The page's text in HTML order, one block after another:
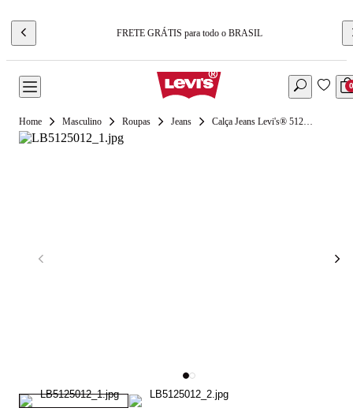
FRETE GRÁTIS para todo o BRASIL
0
Masculino Roupas Jeans Calça Jeans Levi's® 512® Slim Taper Lavagem Clara